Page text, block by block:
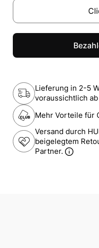
Lieferung in 2-5
voraussichtlich ab
Mehr Vorteile für
Versand durch
beigelegtem
Partner.